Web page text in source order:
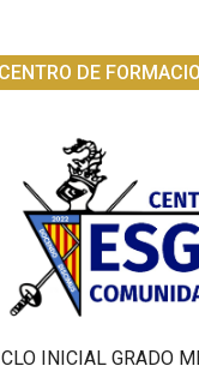
CENTRO DE
INICIAL GRADO